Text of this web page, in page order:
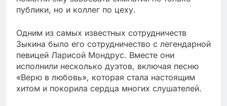
публики, но и коллег по цеху.
Одним из самых известных сотрудничеств
Зыкина было его сотрудничество с легендарной
певицей Ларисой Мондрус. Вместе они
исполнили несколько дуэтов, включая песню
«Верю в любовь», которая стала настоящим
хитом и покорила сердца многих слушателей.